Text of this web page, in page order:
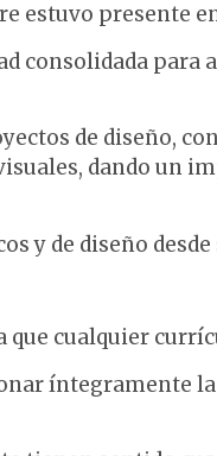
estuvo presente
consolidada para
de diseño,
dando un
y de diseño
que cualquier
íntegramente